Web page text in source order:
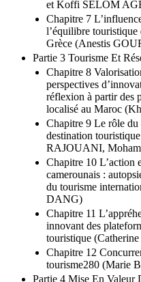
et Koffi SELOM
Chapitre 7
l’équilibre touristique
Grèce (Anestis
Partie 3 Tourisme Et
Chapitre 8
perspectives
réflexion à partir des
localisé au Maroc
Chapitre 9 Le rôle du
destination
RAJOUANI,
Chapitre 10 L’action
camerounais :
du tourisme
DANG)
Chapitre 11
innovant des
touristique
Chapitre 12
tourisme280 (Marie
Partie 4 Mise En Valeur